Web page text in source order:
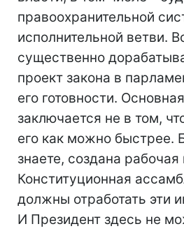
правоохранительной
исполнительной ветви.
существенно
проект закона в
его готовности.
заключается не в том,
его как можно быстрее.
знаете, создана рабочая
Конституционная
должны отработать эти
И Президент здесь не